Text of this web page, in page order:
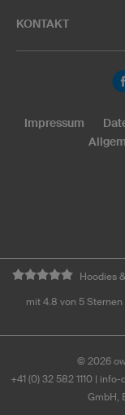
KONTAKT
Impressum
Hoodies
mit 4.8 von 5
© 2026
+41 (0) 32 582 1110| info-
GmbH,